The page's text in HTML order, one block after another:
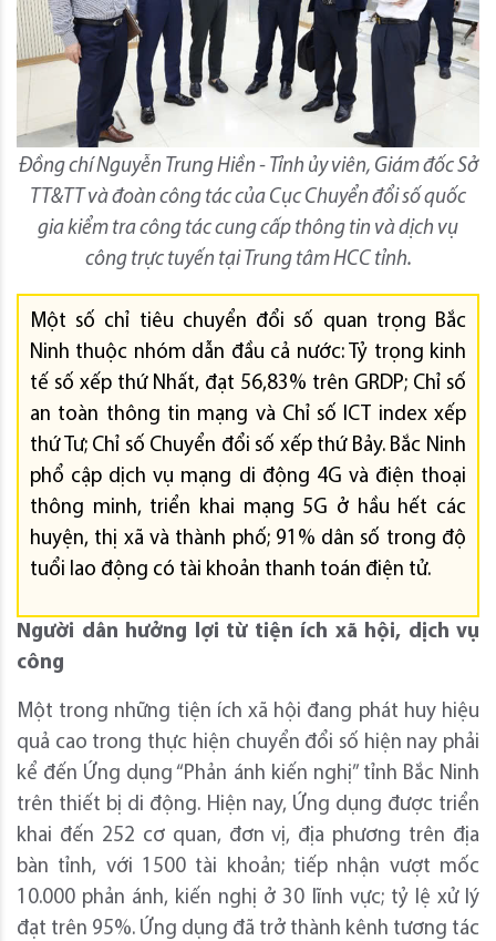
Đồng chí Nguyễn Trung Hiền - Tỉnh ủy viên, Giám đốc Sở
TT&TT và đoàn công tác của Cục Chuyển đổi số quốc
gia kiểm tra công tác cung cấp thông tin và dịch vụ
công trực tuyến tại Trung tâm HCC tỉnh.
Một số chỉ tiêu chuyển đổi số quan trọng Bắc
Ninh thuộc nhóm dẫn đầu cả nước: Tỷ trọng kinh
tế số xếp thứ Nhất, đạt 56,83% trên GRDP; Chỉ số
an toàn thông tin mạng và Chỉ số ICT index xếp
thứ Tư; Chỉ số Chuyển đổi số xếp thứ Bảy. Bắc Ninh
phổ cập dịch vụ mạng di động 4G và điện thoại
thông minh, triển khai mạng 5G ở hầu hết các
huyện, thị xã và thành phố; 91% dân số trong độ
tuổi lao động có tài khoản thanh toán điện tử.
Người dân hưởng lợi từ tiện ích xã hội, dịch vụ
công
Một trong những tiện ích xã hội đang phát huy hiệu
quả cao trong thực hiện chuyển đổi số hiện nay phải
kể đến Ứng dụng “Phản ánh kiến nghị” tỉnh Bắc Ninh
trên thiết bị di động. Hiện nay, Ứng dụng được triển
khai đến 252 cơ quan, đơn vị, địa phương trên địa
bàn tỉnh, với 1500 tài khoản; tiếp nhận vượt mốc
10.000 phản ánh, kiến nghị ở 30 lĩnh vực; tỷ lệ xử lý
đạt trên 95%. Ứng dụng đã trở thành kênh tương tác